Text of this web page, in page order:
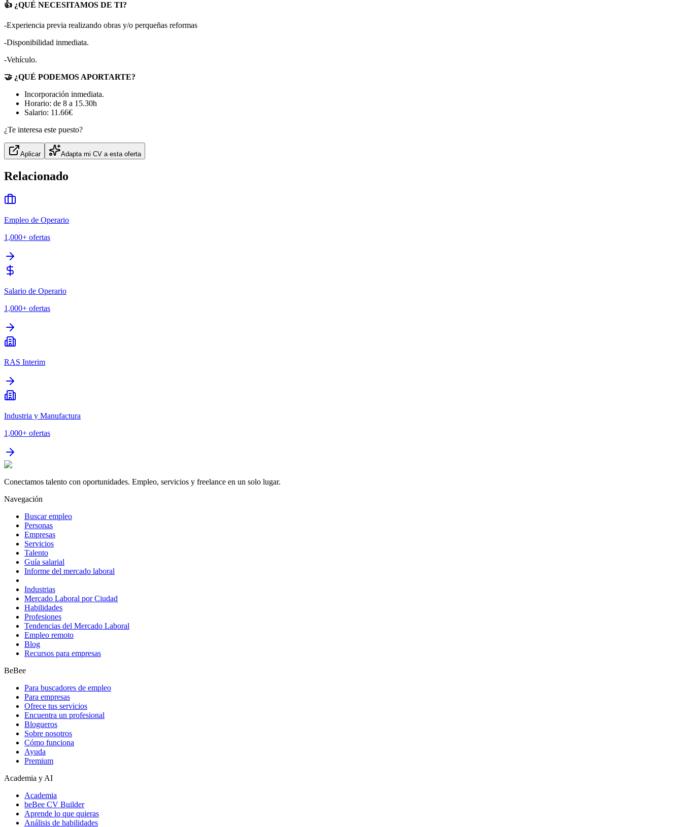
👍 ¿QUÉ NECESITAMOS DE TI?
-Experiencia previa realizando obras y/o perqueñas reformas
-Disponibilidad inmediata.
-Vehículo.
🤝 ¿QUÉ PODEMOS APORTARTE?
Incorporación inmediata.
Horario: de 8 a 15.30h
Salario: 11.66€
¿Te interesa este puesto?
Aplicar Adapta mi CV a esta oferta
Relacionado
Empleo de Operario
1,000+ ofertas
Salario de Operario
1,000+ ofertas
RAS Interim
Industria y Manufactura
1,000+ ofertas
Conectamos talento con oportunidades. Empleo, servicios y freelance en un solo lugar.
Navegación
Buscar empleo
Personas
Empresas
Servicios
Talento
Guía salarial
Informe del mercado laboral
Industrias
Mercado Laboral por Ciudad
Habilidades
Profesiones
Tendencias del Mercado Laboral
Empleo remoto
Blog
Recursos para empresas
BeBee
Para buscadores de empleo
Para empresas
Ofrece tus servicios
Encuentra un profesional
Blogueros
Sobre nosotros
Cómo funciona
Ayuda
Premium
Academia y AI
Academia
beBee CV Builder
Aprende lo que quieras
Análisis de habilidades